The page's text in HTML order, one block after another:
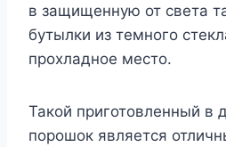
в защищенную от света
бутылки из темного
прохладное место.
Такой приготовленный в
порошок является